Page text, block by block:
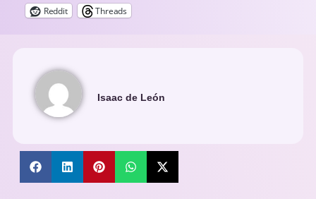
Reddit Threads
Isaac de León